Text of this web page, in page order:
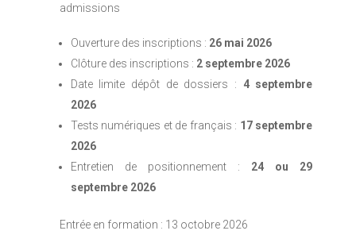
admissions
Ouverture des inscriptions : 26 mai 2026
Clôture des inscriptions : 2 septembre 2026
Date limite dépôt de dossiers : 4 septembre
2026
Tests numériques et de français : 17 septembre
2026
Entretien de positionnement : 24 ou 29
septembre 2026
Entrée en formation : 13 octobre 2026